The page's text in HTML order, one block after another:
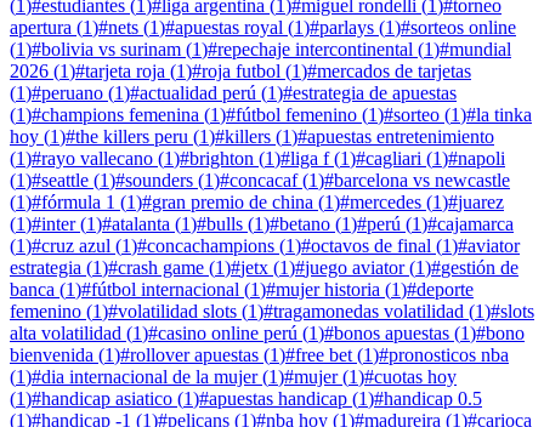
(1 )#estudiantes (1 )# liga argentina (1 )#miguel rondelli (1 )#torneo
apertura (1)#nets (1)#apuestas royal (1)#parlays (1)#sorteos online
(1)#bolivia vs surinam (1)#repechaje intercontinental (1)#mundial
2026 (1)#tarjeta roja (1)#roja futbol (1)#mercados de tarjetas
(1)#peruano (1)#actualidad perú (1)#estrategia de apuestas
(1)#champions femenina (1)#fútbol femenino (1)#sorteo (1)#la tinka
hoy (1)#the killers peru (1)#killers (1)#apuestas entretenimiento
(1)#rayo vallecano (1)#brighton (1)#liga f(1)#cagliari (1)#napoli
(1)#seattle (1)#sounders (1)#concacaf(1)#barcelona vs newcastle
(1)#fórmula 1 (1)#gran premio de china (1)#mercedes (1)#juarez
(1)#inter(1)#atalanta (1)#bulls (1)#betano (1)#perú (1)#cajamarca
(1)#cruz azul (1)#concachampions (1)#octavos de final (1)#aviator
estrategia (1)#crash game (1)#jetx (1)#juego aviator(1)#gestión de
banca (1)#fútbol internacional (1)#mujer historia (1)#deporte
femenino (1)#volatilidad slots (1)#tragamonedas volatilidad (1)#slots
alta volatilidad (1)#casino online perú (1)#bonos apuestas (1)#bono
bienvenida (1)#rollover apuestas (1)#free bet (1)#pronosticos nba
(1)#dia internacional de la mujer(1)#mujer(1)#cuotas hoy
(1)#handicap asiatico (1)#apuestas handicap (1)#handicap 0.5
(1)#handicap -1 (1)#pelicans (1)#nba hoy (1)#madureira (1)#carioca